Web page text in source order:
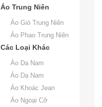
Áo Trung Niên
Áo Gió Trung Niên
Áo Phao Trung Niên
Các Loại Khác
Áo Da Nam
Áo Dạ Nam
Áo Khoác Jean
Áo Ngoại Cỡ